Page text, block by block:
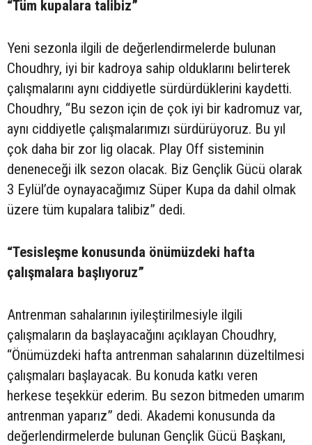
“Tüm kupalara talibiz”
Yeni sezonla ilgili de değerlendirmelerde bulunan
Choudhry, iyi bir kadroya sahip olduklarını belirterek
çalışmalarını aynı ciddiyetle sürdürdüklerini kaydetti.
Choudhry, “Bu sezon için de çok iyi bir kadromuz var,
aynı ciddiyetle çalışmalarımızı sürdürüyoruz. Bu yıl
çok daha bir zor lig olacak. Play Off sisteminin
deneneceği ilk sezon olacak. Biz Gençlik Gücü olarak
3 Eylül’de oynayacağımız Süper Kupa da dahil olmak
üzere tüm kupalara talibiz” dedi.
“Tesisleşme konusunda önümüzdeki hafta
çalışmalara başlıyoruz”
Antrenman sahalarının iyileştirilmesiyle ilgili
çalışmaların da başlayacağını açıklayan Choudhry,
“Önümüzdeki hafta antrenman sahalarının düzeltilmesi
çalışmaları başlayacak. Bu konuda katkı veren
herkese teşekkür ederim. Bu sezon bitmeden umarım
antrenman yaparız” dedi. Akademi konusunda da
değerlendirmelerde bulunan Gençlik Gücü Başkanı,